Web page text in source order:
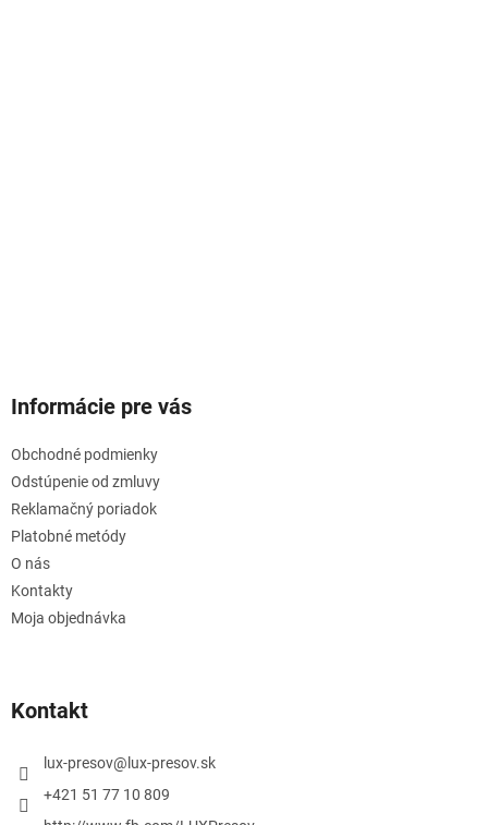
Informácie pre vás
Obchodné podmienky
Odstúpenie od zmluvy
Reklamačný poriadok
Platobné metódy
O nás
Kontakty
Moja objednávka
Kontakt
lux-presov@ lux-presov.sk
+421 51 77 10 809